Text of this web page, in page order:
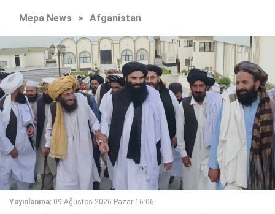
Mepa News > Afganistan
Yayınlanma: 09 Ağustos 2026 Pazar 16:06